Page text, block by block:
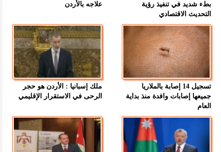
بطء شديد في تنفيذ رؤية
التحديث الاقتصادي
علاجه بالأردن
تسجيل 14 إصابة بالملاريا
جميعها إصابات وافدة منذ بداية
العام
ملك إسبانيا : الأردن هو حجر
الرحى في الاستقرار الإقليمي